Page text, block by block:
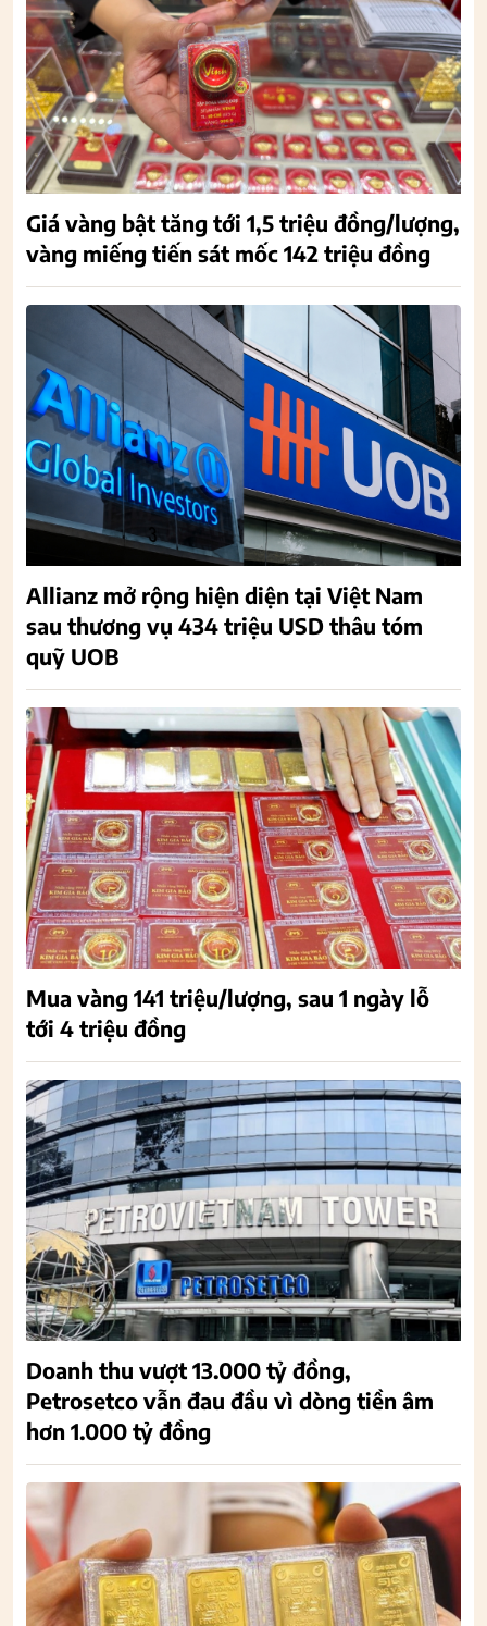
Giá vàng bật tăng tới 1,5 triệu đồng/lượng,
vàng miếng tiến sát mốc 142 triệu đồng
Allianz mở rộng hiện diện tại Việt Nam
sau thương vụ 434 triệu USD thâu tóm
quỹ UOB
Mua vàng 141 triệu/lượng, sau 1 ngày lỗ
tới 4 triệu đồng
Doanh thu vượt 13.000 tỷ đồng,
Petrosetco vẫn đau đầu vì dòng tiền âm
hơn 1.000 tỷ đồng